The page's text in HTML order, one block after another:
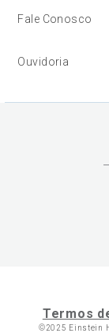
Fale Conosco
Ouvidoria
Termos
©2025 Einstein